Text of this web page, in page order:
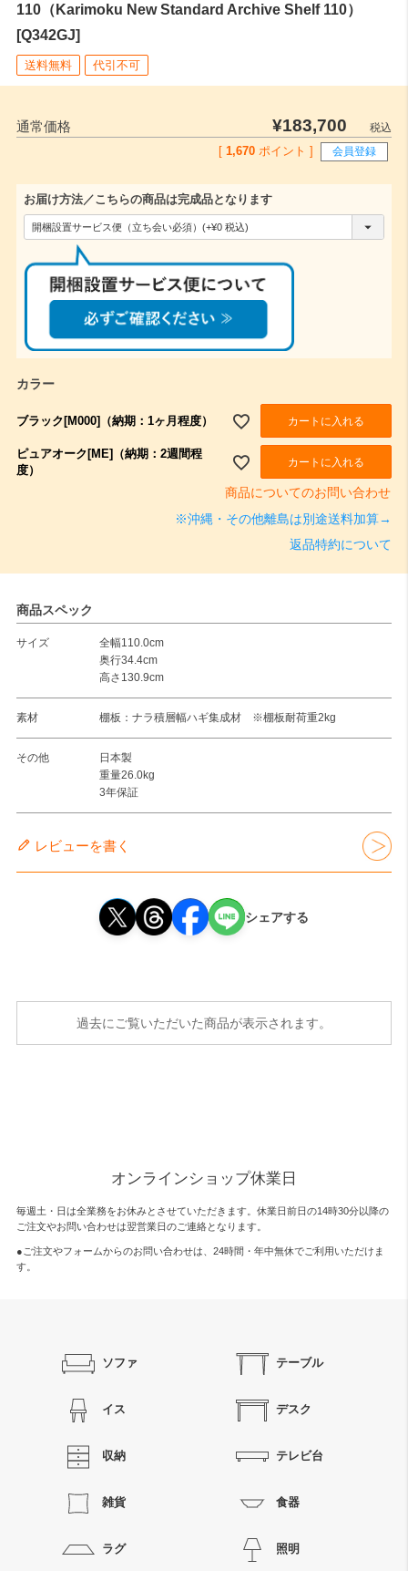
110（Karimoku New Standard Archive Shelf 110）
[Q342GJ]
送料無料 代引不可
通常価格 ¥183,700
税込
[ 1,670 ポイント ] 会員登録
お届け方法／こちらの商品は完成品となります
カラー
ブラック[M000]（納期：1ヶ月程度） カートに入れる
ピュアオーク[ME]（納期：2週間程
度）
カートに入れる
商品についてのお問い合わせ
※沖縄・その他離島は別途送料加算→
返品特約について
商品スペック
サイズ
全幅110.0cm
奥行34.4cm
高さ130.9cm
素材 棚板：ナラ積層幅ハギ集成材 ※棚板耐荷重2kg
その他
日本製
重量26.0kg
3年保証
レビューを書く
シェアする
過去にご覧いただいた商品が表示されます。
オンラインショップ休業日
毎週土・日は全業務をお休みとさせていただきます。休業日前日の14時30分以降の
ご注文やお問い合わせは翌営業日のご連絡となります。
●ご注文やフォームからのお問い合わせは、 24時間・年中無休でご利用いただけま
す。
ソファ テーブル
イス デスク
収納 テレビ台
雑貨 食器
ラグ 照明